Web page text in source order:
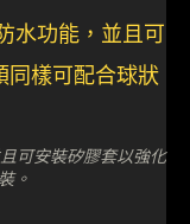
可安裝矽膠套以強化
。